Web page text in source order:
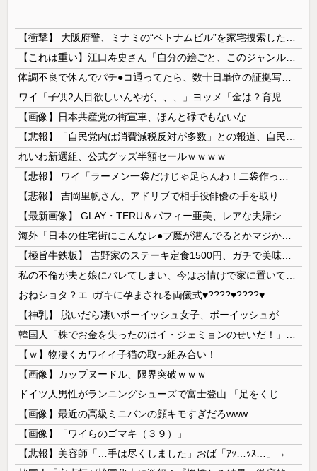
【画像】日本共産党の街宣車、ほんと碌でもないな
れいわ新選組、公式グッズ半額セールｗｗｗｗ
おねショタ？エ□ガキに孕まされる両儀式♥️????♥️????♥️
【ｗ】物凄くカワイイ子猫の取っ組み合い！
【画像】カップヌードル、限界突破ｗｗｗ
【画像】最近の高級ミニバンの顔キモすぎだろwww
【画像】「ワイらのゴマキ（３９）」
【悲報】美容師「…手は尽くしました」おば「ｱｯ…ｯｽ…」→